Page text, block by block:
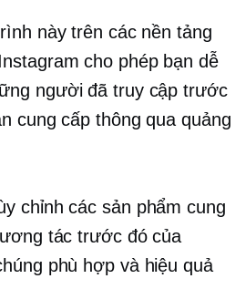
này trên các nền tảng
cho phép bạn dễ
người đã truy cập trước
cung cấp thông qua quảng
chỉnh các sản phẩm cung
tác trước đó của
phù hợp và hiệu quả